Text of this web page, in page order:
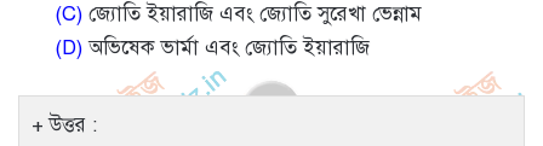
(C) জ্যোতি ইয়ারাজি এবং জ্যোতি সুরেখা ভেন্নাম
(D)অভিষেক ভার্মা এবং জ্যোতি ইয়ারাজি
উত্তর :